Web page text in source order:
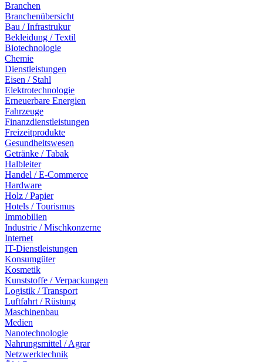
Branchen
Branchenübersicht
Bau / Infrastrukur
Bekleidung / Textil
Biotechnologie
Chemie
Dienstleistungen
Eisen / Stahl
Elektrotechnologie
Erneuerbare Energien
Fahrzeuge
Finanzdienstleistungen
Freizeitprodukte
Gesundheitswesen
Getränke / Tabak
Halbleiter
Handel / E-Commerce
Hardware
Holz / Papier
Hotels / Tourismus
Immobilien
Industrie / Mischkonzerne
Internet
IT-Dienstleistungen
Konsumgüter
Kosmetik
Kunststoffe / Verpackungen
Logistik / Transport
Luftfahrt / Rüstung
Maschinenbau
Medien
Nanotechnologie
Nahrungsmittel / Agrar
Netzwerktechnik